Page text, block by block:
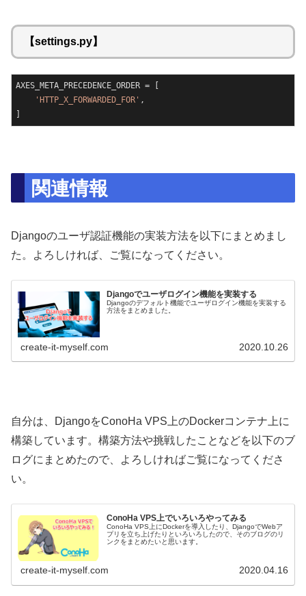
【settings.py】
AXES_META_PRECEDENCE_ORDER = [
'HTTP_X_FORWARDED_FOR' ,
関連情報
Djangoのユーザ認証機能の実装方法を以下にまとめまし
た。よろしければ、ご覧になってください。
Djangoでユーザログイン機能を実装する
Djangoのデフォルト機能でユーザログイン機能を実装する
方法をまとめました。
create-it-myself.com 2020.10.26
自分は、DjangoをConoHa VPS上のDockerコンテナ上に
構築しています。構築方法や挑戦したことなどを以下のブ
ログにまとめたので、よろしければご覧になってくださ
い。
ConoHa VPS上でいろいろやってみる
ConoHa VPS上にDockerを導入したり、DjangoでWebア
プリを立ち上げたりといろいろしたので、そのブログのリ
ンクをまとめたいと思います。
create-it-myself.com 2020.04.16